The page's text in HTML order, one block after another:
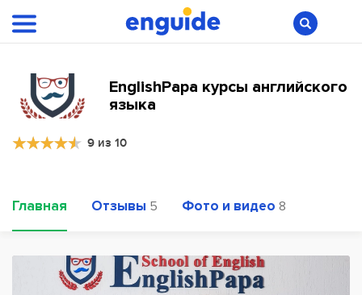
EnglishPapa курсы английского
языка
9 из 10
Главная Отзывы 5 Фото и видео 8